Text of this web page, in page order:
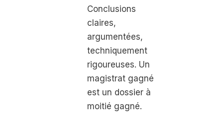
Conclusions
claires,
argumentées,
techniquement
rigoureuses. Un
magistrat gagné
est un dossier à
moitié gagné.